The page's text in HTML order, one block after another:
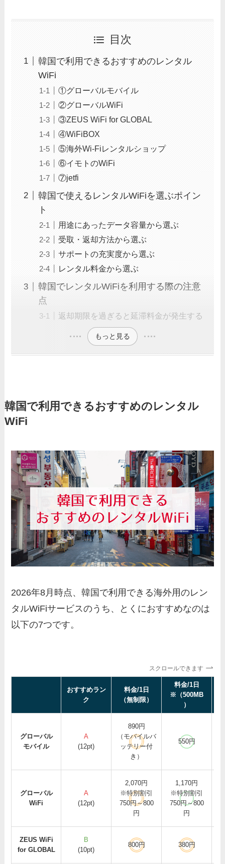
目次
韓国で利用できるおすすめのレンタル
WiFi
①グローバルモバイル
②グローバルWiFi
③ZEUS WiFi for GLOBAL
④WiFiBOX
⑤海外Wi-Fiレンタルショップ
⑥イモトのWiFi
⑦jetfi
韓国で使えるレンタルWiFiを選ぶポイン
ト
用途にあったデータ容量から選ぶ
受取・返却方法から選ぶ
サポートの充実度から選ぶ
レンタル料金から選ぶ
韓国でレンタルWiFiを利用する際の注意
点
返却期限を過ぎると延滞料金が発生する
もっと見る
韓国で利用できるおすすめのレンタル
WiFi
2026年8月時点、韓国で利用できる海外用のレン
タルWiFiサービスのうち、とくにおすすめなのは
以下の7つです。
スクロールできます
おすすめラン
ク
料金/1日
（無制限）
料金/1日
※（500MB
）
グローバル
モバイル
A
(12pt)
890円
（モバイルバ
ッテリー付
き）
550円
グローバル
WiFi
A
(12pt)
2,070円
※特別割引
750円～800
円
1,170円
※特別割引
750円～800
円
ZEUS WiFi
for GLOBAL
B
(10pt)
800円 380円